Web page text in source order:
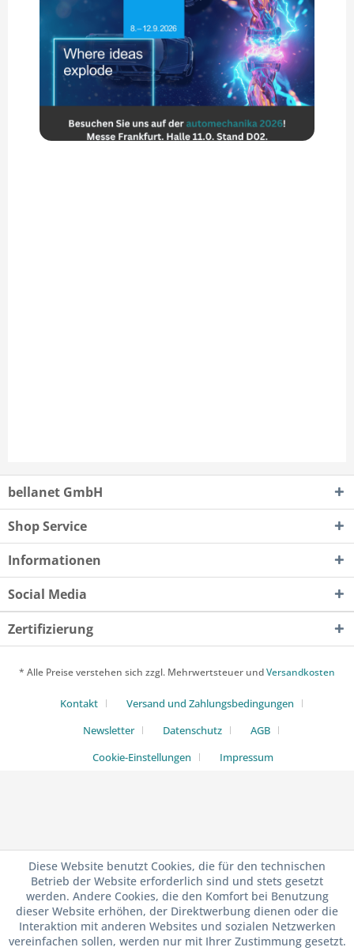
bellanet GmbH
Shop Service
Informationen
Social Media
Zertifizierung
* Alle Preise verstehen sich zzgl. Mehrwertsteuer undVersandkosten
Kontakt
Versand und Zahlungsbedingungen
Newsletter
Datenschutz
AGB
Cookie-Einstellungen
Impressum
Diese Website benutzt Cookies, die für den technischen
Betrieb der Website erforderlich sind und stets gesetzt
werden. Andere Cookies, die den Komfort bei Benutzung
dieser Website erhöhen, der Direktwerbung dienen oder die
Interaktion mit anderen Websites und sozialen Netzwerken
vereinfachen sollen, werden nur mit Ihrer Zustimmung gesetzt.